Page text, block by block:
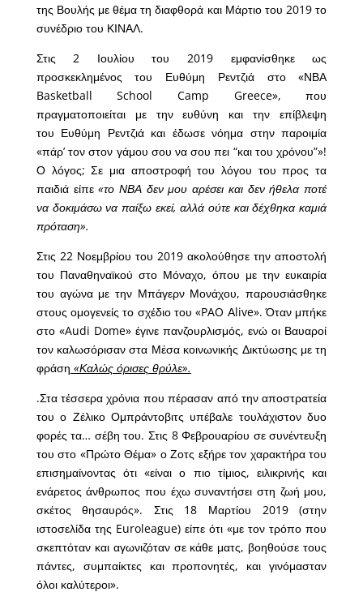
της Βουλής με θέμα τη διαφθορά και Μάρτιο του 2019 το
συνέδριο του ΚΙΝΑΛ.
Στις 2 Ιουλίου του 2019 εμφανίσθηκε ως
προσκεκλημένος του Ευθύμη Ρεντζιά στο «ΝΒΑ
Basketball School Camp Greece», που
πραγματοποιείται με την ευθύνη και την επίβλεψη
του Ευθύμη Ρεντζιά και έδωσε νόημα στην παροιμία
«πάρ’ τον στον γάμου σου να σου πει “και του χρόνου”»!
Ο λόγος; Σε μια αποστροφή του λόγου του προς τα
παιδιά είπε«το ΝΒΑ δεν μου αρέσει και δεν ήθελα ποτέ
να δοκιμάσω να παίξω εκεί, αλλά ούτε και δέχθηκα καμιά
πρόταση».
Στις 22 Νοεμβρίου του 2019 ακολούθησε την αποστολή
του Παναθηναϊκού στο Μόναχο, όπου με την ευκαιρία
του αγώνα με την Μπάγερν Μονάχου, παρουσιάσθηκε
στους ομογενείς το σχέδιο του «PAO Αlive». Όταν μπήκε
στο «Audi Dome» έγινε πανζουρλισμός, ενώ οι Βαυαροί
τον καλωσόρισαν στα Μέσα κοινωνικής Δικτύωσης με τη
φράση «Καλώς όρισες θρύλε».
.Στα τέσσερα χρόνια που πέρασαν από την αποστρατεία
του ο Ζέλικο Ομπράντοβιτς υπέβαλε τουλάχιστον δυο
φορές τα… σέβη του. Στις 8 Φεβρουαρίου σε συνέντευξη
του στο «Πρώτο Θέμα» ο Ζοτς εξήρε τον χαρακτήρα του
επισημαίνοντας ότι «είναι ο πιο τίμιος, ειλικρινής και
ενάρετος άνθρωπος που έχω συναντήσει στη ζωή μου,
σκέτος θησαυρός». Στις 18 Μαρτίου 2019 (στην
ιστοσελίδα της Euroleague) είπε ότι «με τον τρόπο που
σκεπτόταν και αγωνιζόταν σε κάθε ματς, βοηθούσε τους
πάντες, συμπαίκτες και προπονητές, και γινόμασταν
όλοι καλύτεροι».